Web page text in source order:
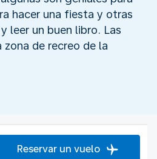
hacer una fiesta y otras
leer un buen libro. Las
zona de recreo de la
Reservar un vuelo